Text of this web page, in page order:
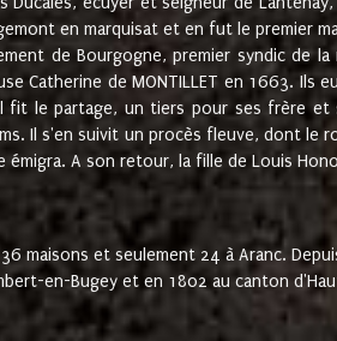
en marquisat et en fut le premier
de Bourgogne, premier syndic de
Catherine de MONTILLET en 1663.
fit le partage, un tiers pour ses frère
Il s'en suivit un procès fleuve, dont le
émigra. A son retour, la fille de Louis
maisons et seulement 24 à Aranc.
en-Bugey et en 1802 au canton